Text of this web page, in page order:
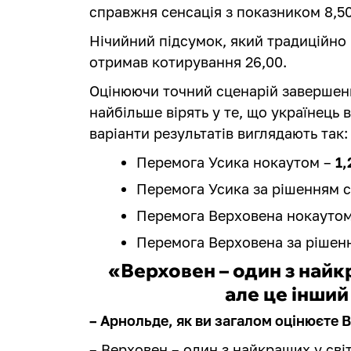
справжня сенсація з показником
Нічийний підсумок, який
отримав котирування 26,00.
Оцінюючи точний сценарій
найбільше вірять у те, що українець
варіанти результатів виглядають так:
Перемога Усика нокаутом –
Перемога Усика за рішенням
Перемога Верховена
Перемога Верховена за
«Верховен – один з
але це
– Арнольде, як ви загалом оцінюєте